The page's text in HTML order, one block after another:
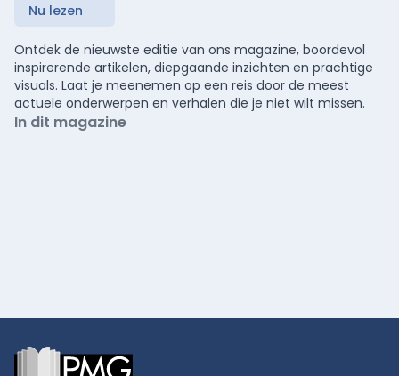
Nu lezen
Ontdek de nieuwste editie van ons magazine, boordevol
inspirerende artikelen, diepgaande inzichten en prachtige
visuals. Laat je meenemen op een reis door de meest
actuele onderwerpen en verhalen die je niet wilt missen.
In dit magazine
Footer